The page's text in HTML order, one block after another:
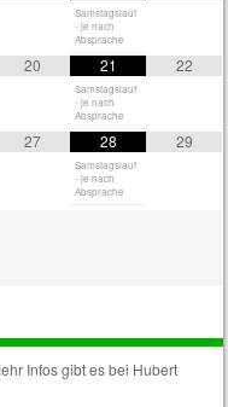
Samstagslauf
- je nach
Absprache
20 21
Samstagslauf
- je nach
Absprache
22
27 28
Samstagslauf
- je nach
Absprache
29
Infos gibt es bei Hubert